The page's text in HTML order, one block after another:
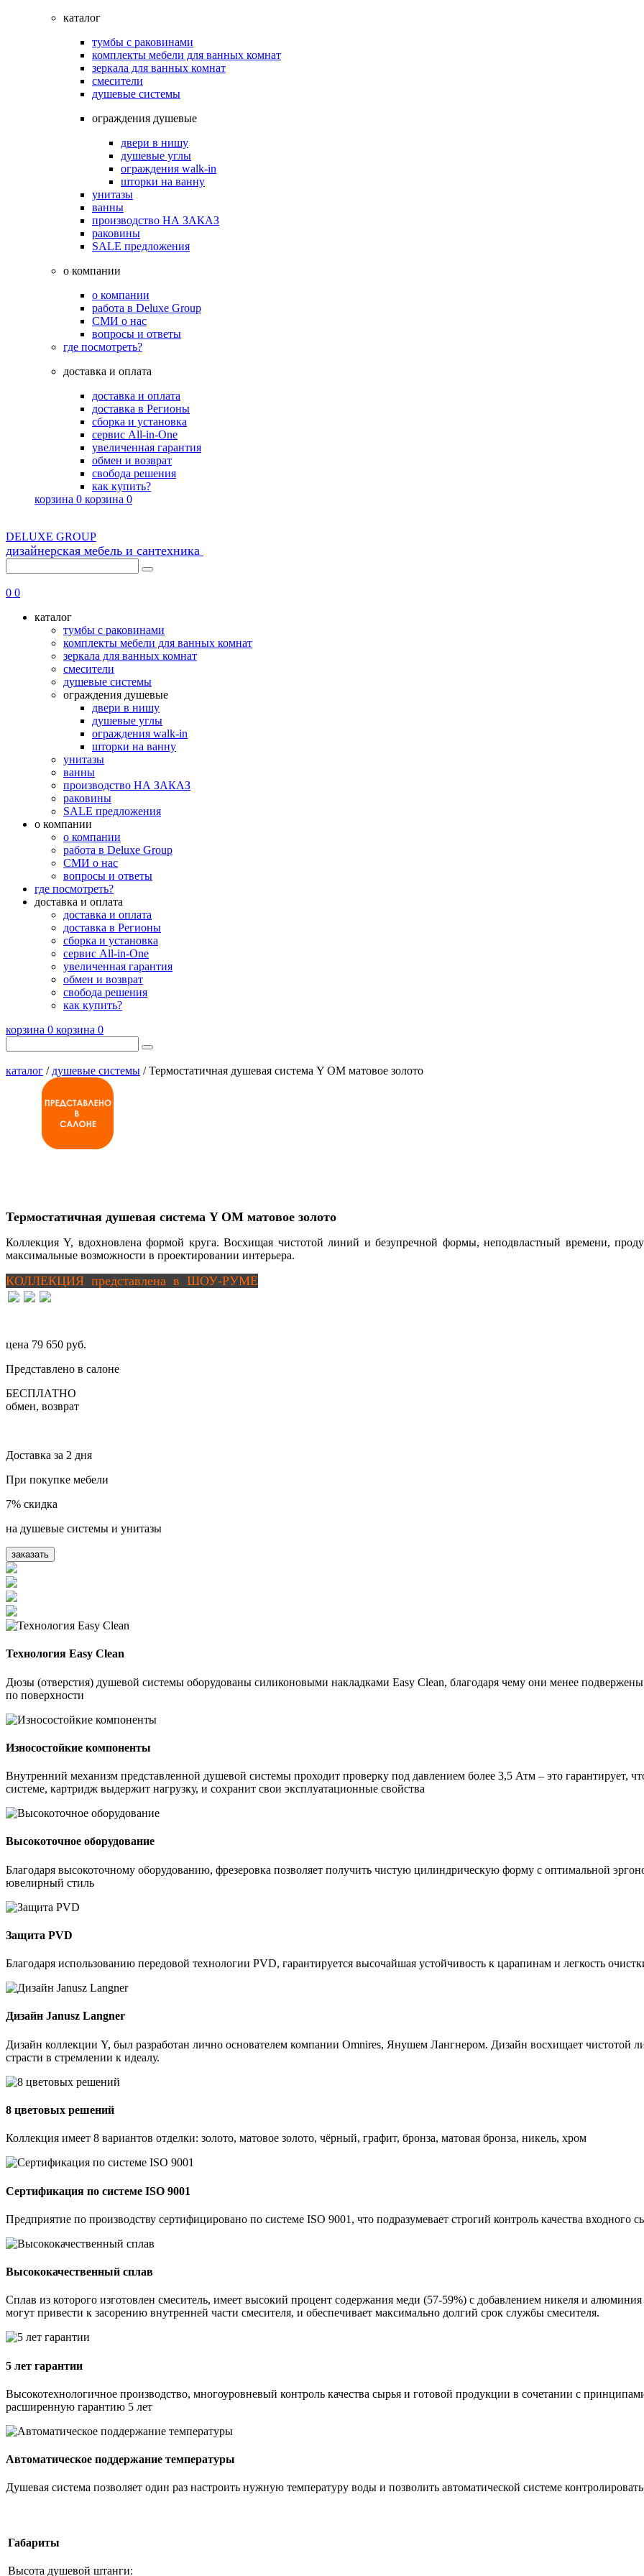
каталог
тумбы с раковинами
комплекты мебели для ванных комнат
зеркала для ванных комнат
смесители
душевые системы
ограждения душевые
двери в нишу
душевые углы
ограждения walk-in
шторки на ванну
унитазы
ванны
производство НА ЗАКАЗ
раковины
SALE предложения
о компании
о компании
работа в Deluxe Group
СМИ о нас
вопросы и ответы
где посмотреть?
доставка и оплата
доставка и оплата
доставка в Регионы
сборка и установка
сервис All-in-One
увеличенная гарантия
обмен и возврат
свобода решения
как купить?
корзина 0 корзина 0
DELUXE GROUP
дизайнерская мебель и сантехника
0 0
каталог
тумбы с раковинами
комплекты мебели для ванных комнат
зеркала для ванных комнат
смесители
душевые системы
ограждения душевые
двери в нишу
душевые углы
ограждения walk-in
шторки на ванну
унитазы
ванны
производство НА ЗАКАЗ
раковины
SALE предложения
о компании
о компании
работа в Deluxe Group
СМИ о нас
вопросы и ответы
где посмотреть?
доставка и оплата
доставка и оплата
доставка в Регионы
сборка и установка
сервис All-in-One
увеличенная гарантия
обмен и возврат
свобода решения
как купить?
корзина 0 корзина 0
каталог / душевые системы / Термостатичная душевая система Y OM матовое золото
Термостатичная душевая система Y OM матовое золото
Коллекция Y, вдохновлена формой круга. Восхищая чистотой линий и безупречной формы, неподвластный времени,
максимальные возможности в проектировании интерьера.
КОЛЛЕКЦИЯ представлена в ШОУ-РУМЕ
цена 79 650 руб.
Представлено в салоне
БЕСПЛАТНО
обмен, возврат
Доставка за 2 дня
При покупке мебели
7% скидка
на душевые системы и унитазы
заказать
Технология Easy Clean
Дюзы (отверстия) душевой системы оборудованы силиконовыми накладками Easy Clean, благодаря чему они менее
по поверхности
Износостойкие компоненты
Внутренний механизм представленной душевой системы проходит проверку под давлением более 3,5 Атм – это гарантирует,
системе, картридж выдержит нагрузку, и сохранит свои эксплуатационные свойства
Высокоточное оборудование
Благодаря высокоточному оборудованию, фрезеровка позволяет получить чистую цилиндрическую форму с оптимальной
ювелирный стиль
Защита PVD
Благодаря использованию передовой технологии PVD, гарантируется высочайшая устойчивость к царапинам и легкость
Дизайн Janusz Langner
Дизайн коллекции Y, был разработан лично основателем компании Omnires, Янушем Лангнером. Дизайн восхищает чистотой
страсти в стремлении к идеалу.
8 цветовых решений
Коллекция имеет 8 вариантов отделки: золото, матовое золото, чёрный, графит, бронза, матовая бронза, никель, хром
Сертификация по системе ISO 9001
Предприятие по производству сертифицировано по системе ISO 9001, что подразумевает строгий контроль качества входного
Высококачественный сплав
Сплав из которого изготовлен смеситель, имеет высокий процент содержания меди (57-59%) с добавлением никеля и
могут привести к засорению внутренней части смесителя, и обеспечивает максимально долгий срок службы смесителя.
5 лет гарантии
Высокотехнологичное производство, многоуровневый контроль качества сырья и готовой продукции в сочетании с
расширенную гарантию 5 лет
Автоматическое поддержание температуры
Душевая система позволяет один раз настроить нужную температуру воды и позволить автоматической системе
Габариты
Высота душевой штанги: